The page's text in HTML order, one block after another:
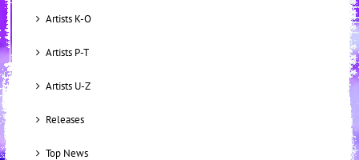
Artists K-O
Artists P-T
Artists U-Z
Releases
Top News